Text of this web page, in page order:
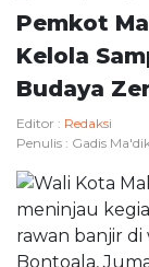
Pemkot
Kelola
Budaya
Editor : Redaksi
Penulis : Gadis